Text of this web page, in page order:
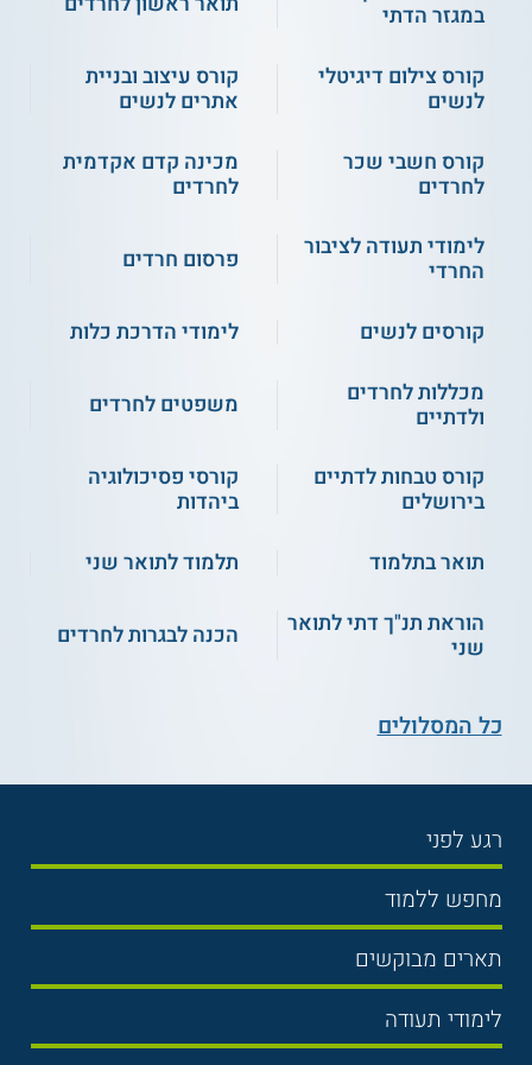
ללימודי מדעי המחשב מטעם מכללת אורות ישראל.
בתום הלימודים בוגרות התואר משתלבות במערכת החינוך בבתי
ספר תיכוניים שבהם ישנן מגמות ללימוד מדעי המחשב.
** לתשומת לבך נכונות המידע עלולה להשתנות
צוות האתר. למען הסר ספק בין האתר למוסד
הלימודים לא מתקיים קשר מכל סוג שהוא.
למידע נוסף לחצו:
במגזר הדתי
קורס צילום דיגיטלי
לנשים
קורס עיצוב ובניית
אתרים לנשים
קורס חשבי שכר
לחרדים
מכינה קדם אקדמית
לחרדים
לימודי תעודה לציבור
החרדי
פרסום חרדים
קורסים לנשים
לימודי הדרכת כלות
מכללות לחרדים
ולדתיים
משפטים לחרדים
קורס טבחות לדתיים
בירושלים
קורסי פסיכולוגיה
ביהדות
תואר בתלמוד
תלמוד לתואר שני
הוראת תנ"ך דתי לתואר
שני
הכנה לבגרות לחרדים
כל המסלולים
רגע לפני
בחירת לימודים
תנאי קבלה
שכר לימוד
אוניברסיטה
מכללות
מחפש ללמוד
תואר ראשון
תואר שני
הכנה לבגרות
תארים מבוקשים
משפטים
מנהל עסקים
לימודי תעודה